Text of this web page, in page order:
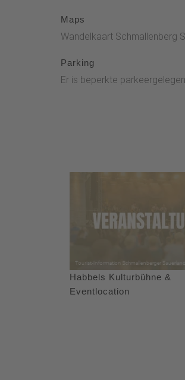
Maps
Wandelkaart Schmallenberg
Parking
Er is beperkte
Habbels Kulturbühne &
Eventlocation